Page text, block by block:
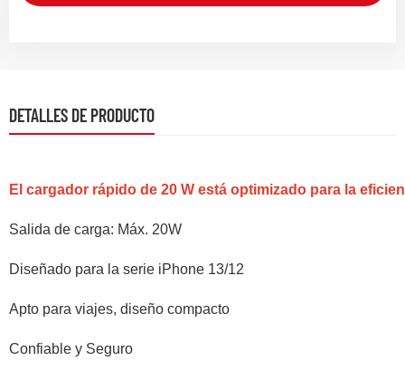
DETALLES DE PRODUCTO
El cargador rápido de 20 W está optimizado para la
Salida de carga: Máx. 20W
Diseñado para la serie iPhone 13/12
Apto para viajes, diseño compacto
Confiable y Seguro